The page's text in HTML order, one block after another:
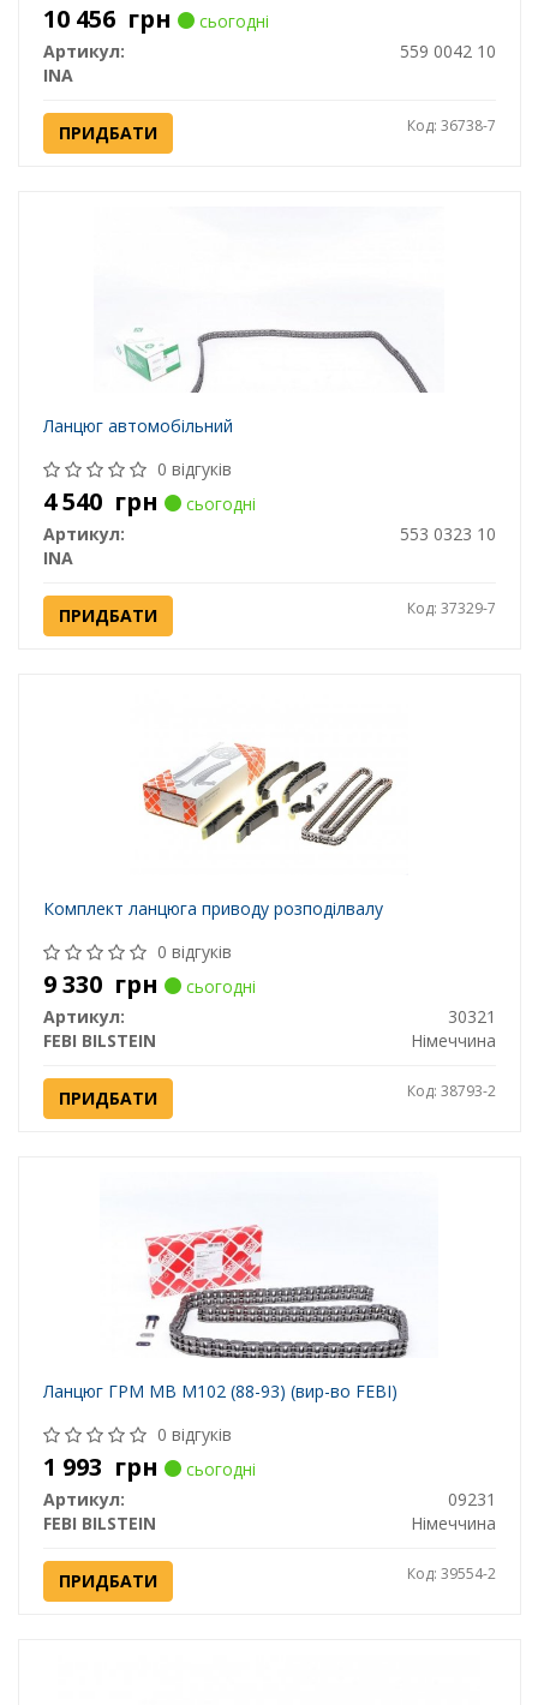
10 456 грн
сьогодні
Артикул:
559 0042 10
INA
ПРИДБАТИ Код: 36738-7
Ланцюг автомобільний
0 відгуків
4 540 грн
сьогодні
Артикул:
553 0323 10
INA
ПРИДБАТИ Код: 37329-7
Комплект ланцюга приводу розподілвалу
0 відгуків
9 330 грн
сьогодні
Артикул:
30321
FEBI BILSTEIN
Німеччина
ПРИДБАТИ Код: 38793-2
Ланцюг ГРМ MB M102 (88-93) (вир-во FEBI)
0 відгуків
1 993 грн
сьогодні
Артикул:
09231
FEBI BILSTEIN
Німеччина
ПРИДБАТИ Код: 39554-2